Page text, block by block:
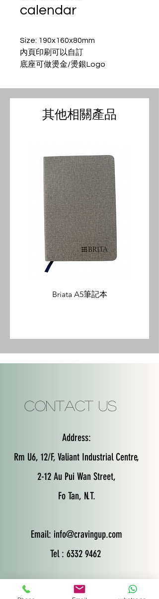
calendar
Size: 190x160x80mm
內頁印刷可以自訂
底座可做燙金/燙銀Logo
其他相關產品
Briata A5筆記本
Contact Us
Address:
Rm U6, 12/F, Valiant Industrial Centre,
2-12 Au Pui Wan Street,
Fo Tan, N.T.
Email: info@cravingup.com
Tel : 6332 9462